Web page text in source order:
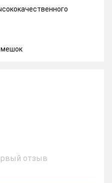
отзыв